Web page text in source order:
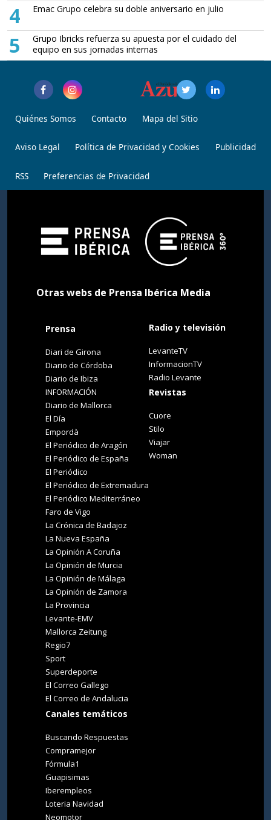
4 Emac Grupo celebra su doble aniversario en julio
5
Grupo Ibricks refuerza su apuesta por el cuidado del
equipo en sus jornadas internas
Quiénes Somos Contacto Mapa del Sitio
Aviso Legal Política de Privacidad y Cookies Publicidad
RSS Preferencias de Privacidad
Otras webs de Prensa Ibérica Media
Prensa
Diari de Girona
Diario de Córdoba
Diario de Ibiza
INFORMACIÓN
Diario de Mallorca
El Día
Empordà
El Periódico de Aragón
El Periódico de España
El Periódico
El Periódico de Extremadura
El Periódico Mediterráneo
Faro de Vigo
La Crónica de Badajoz
La Nueva España
La Opinión A Coruña
La Opinión de Murcia
La Opinión de Málaga
La Opinión de Zamora
La Provincia
Levante-EMV
Mallorca Zeitung
Regio7
Sport
Superdeporte
El Correo Gallego
El Correo de Andalucia
Canales temáticos
Buscando Respuestas
Compramejor
Fórmula1
Guapisimas
Iberempleos
Loteria Navidad
Neomotor
Radio y televisión
LevanteTV
InformacionTV
Radio Levante
Revistas
Cuore
Stilo
Viajar
Woman